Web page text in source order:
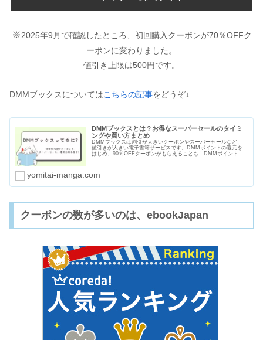
※2025年9月で確認したところ、初回購入クーポンが70％OFFク
ーポンに変わりました。
値引き上限は500円です。
DMMブックスについてはこちらの記事をどうぞ↓
DMMブックスとは？お得なスーパーセールのタイミ
ングや買い方まとめ
DMMブックスは割引が大きいクーポンやスーパーセールなど、
値引きが大きい電子書籍サービスです。DMMポイントの還元を
はじめ、90％OFFクーポンがもらえることも！DMMポイントは
yomitai-manga.com
クーポンの数が多いのは、ebookJapan